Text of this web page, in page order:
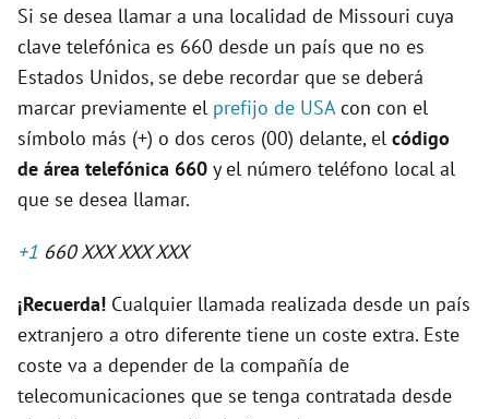
Si se desea llamar a una localidad de Missouri cuya
clave telefónica es 660 desde un país que no es
Estados Unidos, se debe recordar que se deberá
marcar previamente el prefijo de USAcon con el
símbolo más (+) o dos ceros (00) delante, el código
de área telefónica 660 y el número teléfono local al
que se desea llamar.
+1 660 XXX XXX XXX
¡Recuerda! Cualquier llamada realizada desde un país
extranjero a otro diferente tiene un coste extra. Este
coste va a depender de la compañía de
telecomunicaciones que se tenga contratada desde